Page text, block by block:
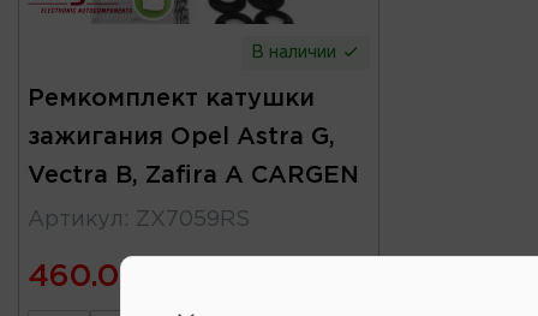
В наличии
Ремкомплект катушки
зажигания Opel Astra G,
Vectra B, Zafira A CARGEN
Артикул : ZX7059RS
460.00